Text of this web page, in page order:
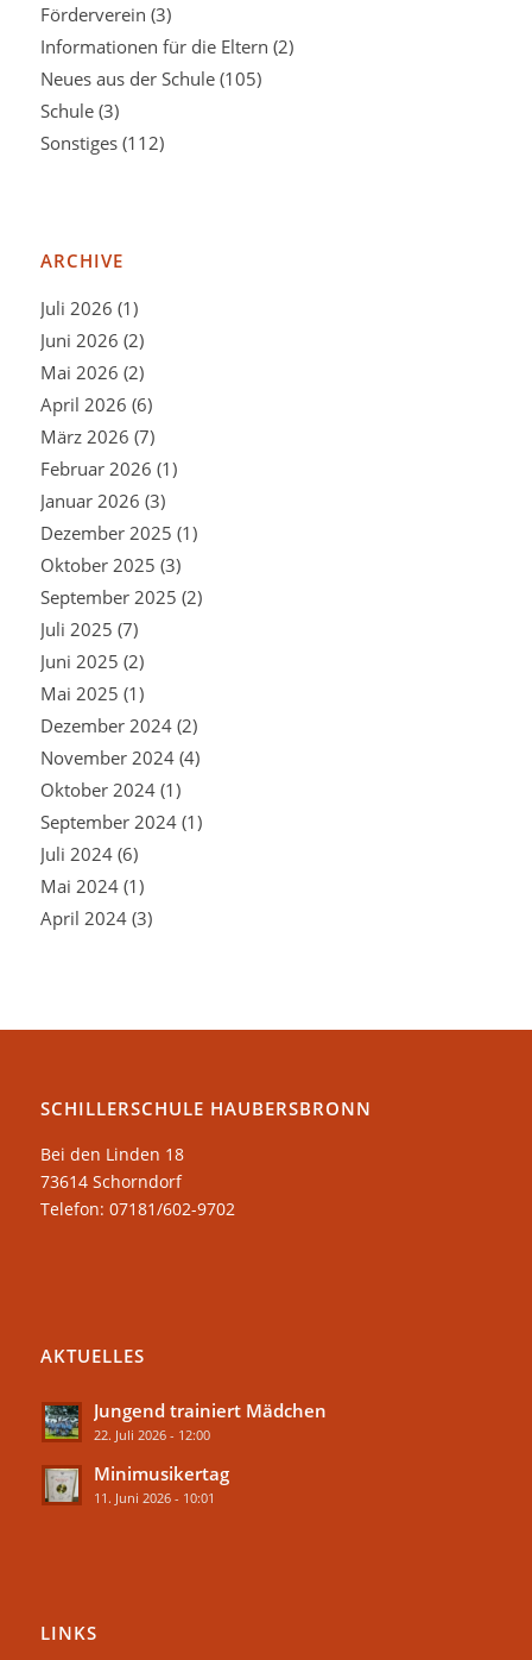
Förderverein (3)
Informationen für die Eltern (2)
Neues aus der Schule(105)
Schule(3)
Sonstiges(112)
ARCHIVE
Juli 2026 (1)
Juni 2026 (2)
Mai 2026 (2)
April 2026 (6)
März 2026 (7)
Februar 2026 (1)
Januar 2026 (3)
Dezember 2025 (1)
Oktober 2025 (3)
September 2025 (2)
Juli 2025 (7)
Juni 2025 (2)
Mai 2025 (1)
Dezember 2024(2)
November 2024(4)
Oktober 2024(1)
September 2024(1)
Juli 2024(6)
Mai 2024(1)
April 2024(3)
SCHILLERSCHULE HAUBERSBRONN
Bei den Linden 18
73614 Schorndorf
Telefon: 07181/602-9702
AKTUELLES
Jungend trainiert Mädchen
22. Juli 2026 - 12:00
Minimusikertag
11. Juni 2026 - 10:01
LINKS